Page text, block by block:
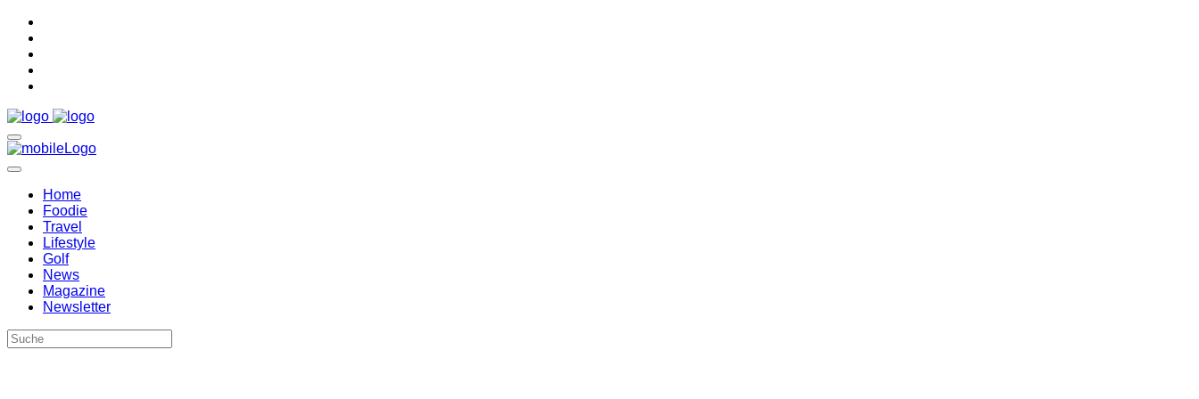
Home
Foodie
Travel
Lifestyle
Golf
News
Magazine
Newsletter